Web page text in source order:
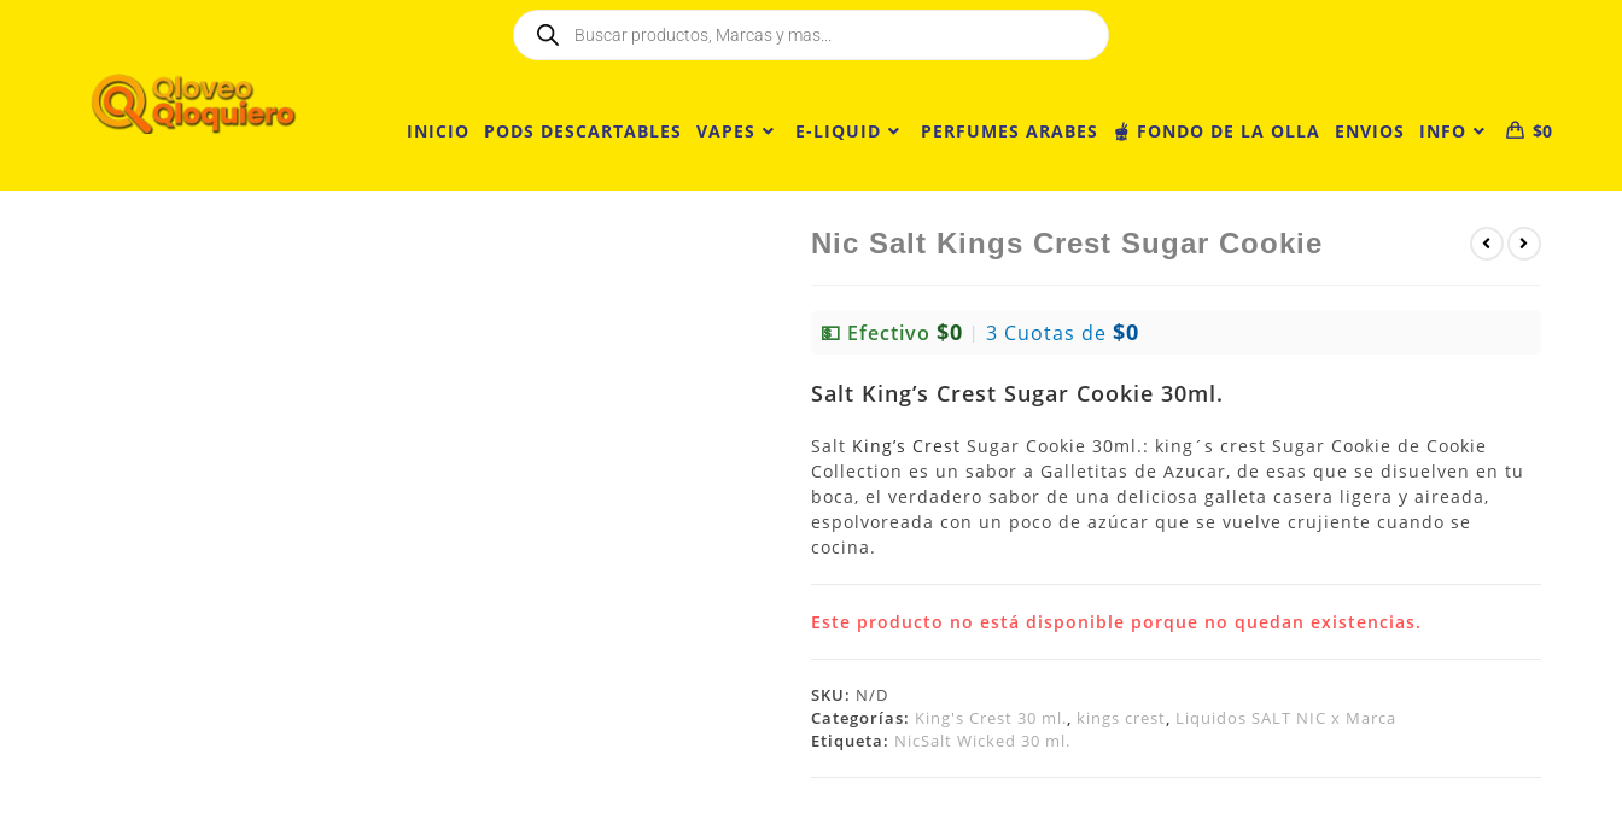
INICIO PODS DESCARTABLES VAPES E-LIQUID PERFUMES ARABES 🫕 FONDO DE LA OLLA ENVIOS INFO $0
Nic Salt Kings Crest Sugar Cookie
💵 Efectivo $0 | 3 Cuotas de $0
Salt King’s Crest Sugar Cookie 30ml.
Salt King’s Crest Sugar Cookie 30ml.: king´s crest Sugar Cookie de Cookie
Collection es un sabor a Galletitas de Azucar, de esas que se disuelven en tu
boca, el verdadero sabor de una deliciosa galleta casera ligera y aireada,
espolvoreada con un poco de azúcar que se vuelve crujiente cuando se
cocina.
Este producto no está disponible porque no quedan existencias.
SKU: N/D
Categorías: King's Crest 30 ml., kings crest, Liquidos SALT NIC x Marca
Etiqueta: NicSalt Wicked 30 ml.